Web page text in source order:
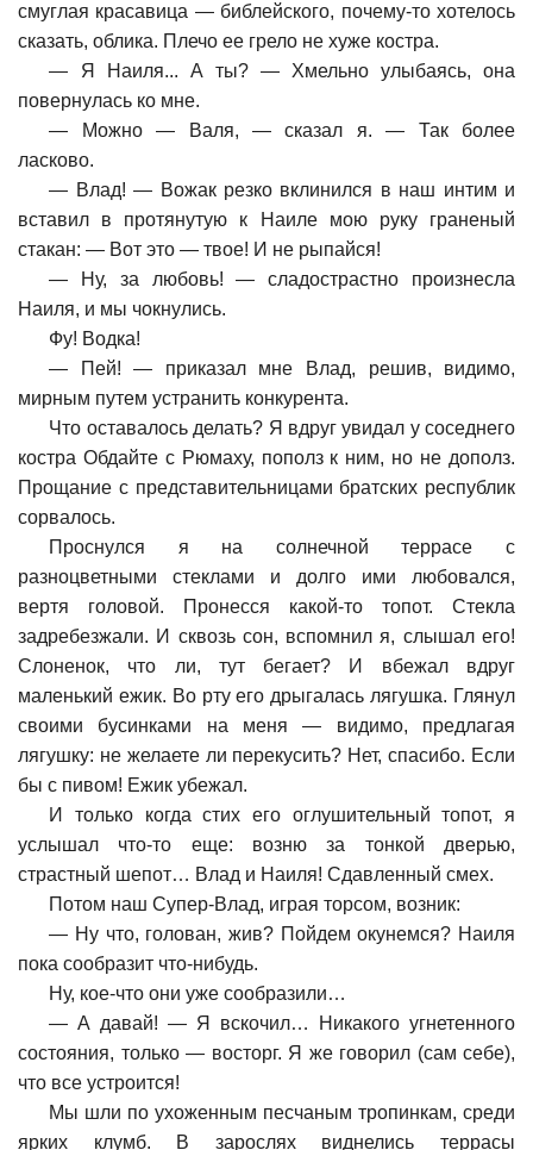
смуглая красавица — библейского, почему-то хотелось
сказать, облика. Плечо ее грело не хуже костра.
— Я Наиля... А ты? — Хмельно улыбаясь, она
повернулась ко мне.
—
Можно — Валя, — сказал я. — Так более
ласково.
— Влад! — Вожак резко вклинился в наш интим и
вставил в протянутую к Наиле мою руку граненый
стакан: — Вот это — твое! И не рыпайся!
—
Ну, за любовь! — сладострастно произнесла
Наиля, и мы чокнулись.
Фу! Водка!
—
Пей! — приказал мне Влад, решив, видимо,
мирным путем устранить конкурента.
Что оставалось делать? Я вдруг увидал у соседнего
костра Обдайте с Рюмаху, пополз к ним, но не дополз.
Прощание с представительницами братских республик
сорвалось.
Проснулся я на солнечной террасе с
разноцветными стеклами и долго ими любовался,
вертя головой. Пронесся какой-то топот. Стекла
задребезжали. И сквозь сон, вспомнил я, слышал его!
Слоненок, что ли, тут бегает? И вбежал вдруг
маленький ежик. Во рту его дрыгалась лягушка. Глянул
своими бусинками на меня — видимо, предлагая
лягушку: не желаете ли перекусить? Нет, спасибо. Если
бы с пивом! Ежик убежал.
И только когда стих его оглушительный топот, я
услышал что-то еще: возню за тонкой дверью,
страстный шепот… Влад и Наиля! Сдавленный смех.
Потом наш Супер-Влад, играя торсом, возник:
— Ну что, голован, жив? Пойдем окунемся? Наиля
пока сообразит что-нибудь.
Ну, кое-что они уже сообразили…
—А давай! — Я вскочил… Никакого угнетенного
состояния, только — восторг. Я же говорил (сам себе),
что все устроится!
Мы шли по ухоженным песчаным тропинкам, среди
ярких клумб. В зарослях виднелись террасы